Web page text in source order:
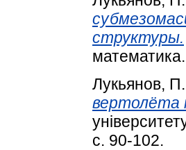
структуры.
Лукьянов,
вертолёта
с. 90-102.